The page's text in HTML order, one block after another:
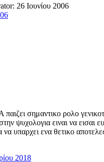
26 Ιουνίου 2006
σημαντικο ρολο
ειναι να εισαι
να υπαρχει ενα θετικο
2018